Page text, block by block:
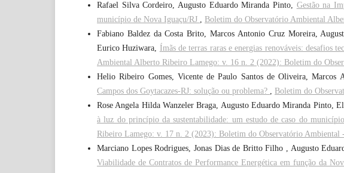
Rafael Silva Cordeiro, Augusto Eduardo Miranda Pinto, Gestão na
município de Nova Iguaçu/RJ , Boletim do Observatório Ambiental
Fabiano Baldez da Costa Brito, Marcos Antonio Cruz Moreira,
Eurico Huziwara, Ímãs de terras raras e energias renováveis: desafios
Ambiental Alberto Ribeiro Lamego: v. 16 n. 2 (2022): Boletim do
Helio Ribeiro Gomes, Vicente de Paulo Santos de Oliveira,
Campos dos Goytacazes-RJ: solução ou problema? , Boletim do
Rose Angela Hilda Wanzeler Braga, Augusto Eduardo Miranda Pinto,
à luz do princípio da sustentabilidade: um estudo de caso do
Ribeiro Lamego: v. 17 n. 2 (2023): Boletim do Observatório Ambiental
Marciano Lopes Rodrigues, Jonas Dias de Britto Filho , Augusto
Viabilidade de Contratos de Performance Energética em função da